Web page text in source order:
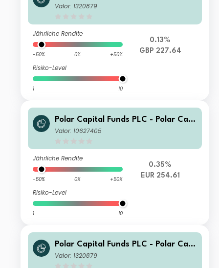
tal Global Technology Fund Income
Valor: 1320879
Jährliche Rendite
-50% 0% +50%
Risiko-Level
1 10
0.13%
GBP 227.64
Polar Capital Funds PLC - Polar Capi
tal Global Technology Fund I Income
Valor: 10627405
Jährliche Rendite
-50% 0% +50%
Risiko-Level
1 10
0.35%
EUR 254.61
Polar Capital Funds PLC - Polar Capi
tal Global Technology Fund Income
Valor: 1320879